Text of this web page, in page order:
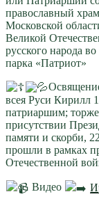
православный
Московской
Великой
русского народа
парка «Патриот»
всея Руси Кирилл
патриаршим;
присутствии
памяти и скорби,
прошли в рамках
Отечественной
Видео